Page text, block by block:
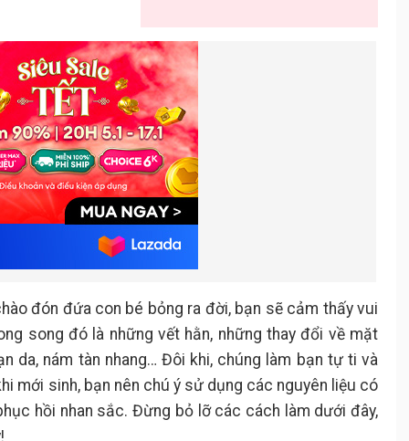
đón đứa con bé bỏng ra đời, bạn sẽ cảm thấy vui
song đó là những vết hằn, những thay đổi về mặt
da, nám tàn nhang… Đôi khi, chúng làm bạn tự ti và
mới sinh, bạn nên chú ý sử dụng các nguyên liệu có
hồi nhan sắc. Đừng bỏ lỡ các cách làm dưới đây,